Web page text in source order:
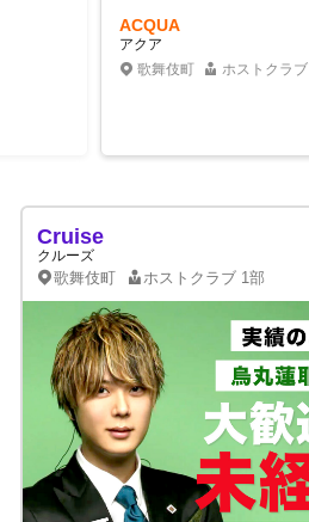
ACQUA
アクア
歌舞伎町
ホストクラブ
Cruise
クルーズ
歌舞伎町 ホストクラブ 1部